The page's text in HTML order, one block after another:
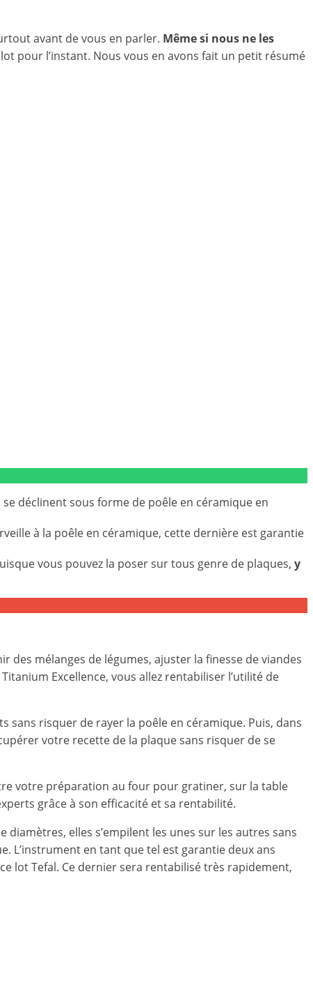
avant de vous en parler. Même si nous ne les
pour l’instant. Nous vous en avons fait un petit résumé
déclinent sous forme de poêle en céramique en
à la poêle en céramique, cette dernière est garantie
vous pouvez la poser sur tous genre de plaques, y
des mélanges de légumes, ajuster la finesse de viandes
Excellence, vous allez rentabiliser l’utilité de
risquer de rayer la poêle en céramique. Puis, dans
votre recette de la plaque sans risquer de se
votre préparation au four pour gratiner, sur la table
grâce à son efficacité et sa rentabilité.
elles s’empilent les unes sur les autres sans
L’instrument en tant que tel est garantie deux ans
lot Tefal. Ce dernier sera rentabilisé très rapidement,